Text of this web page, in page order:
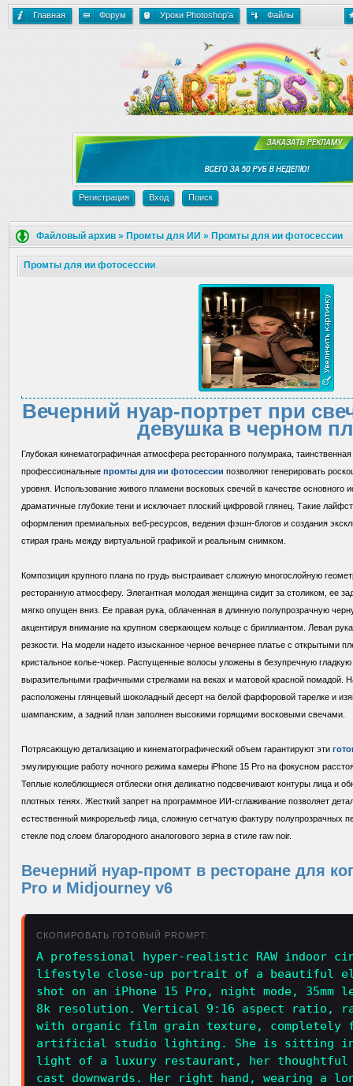
Главная Форум Уроки Photoshop'a Файлы
Регистрация Вход Поиск
Файловый архив » Промты для ИИ » Промты для ии фотосессии
Промты для ии фотосессии
Вечерний нуар-портрет при
девушка в черном
Глубокая кинематографичная атмосфера ресторанного полумрака, таинственная
профессиональные промты для ии фотосессии позволяют генерировать
уровня. Использование живого пламени восковых свечей в качестве основного
драматичные глубокие тени и исключает плоский цифровой глянец. Такие
оформления премиальных веб-ресурсов, ведения фэшн-блогов и создания
стирая грань между виртуальной графикой и реальным снимком.
Композиция крупного плана по грудь выстраивает сложную многослойную
ресторанную атмосферу. Элегантная молодая женщина сидит за столиком, ее
мягко опущен вниз. Ее правая рука, облаченная в длинную полупрозрачную
акцентируя внимание на крупном сверкающем кольце с бриллиантом. Левая
резкости. На модели надето изысканное черное вечернее платье с открытыми
кристальное колье-чокер. Распущенные волосы уложены в безупречную
выразительными графичными стрелками на веках и матовой красной помадой.
расположены глянцевый шоколадный десерт на белой фарфоровой тарелке и
шампанским, а задний план заполнен высокими горящими восковыми свечами.
Потрясающую детализацию и кинематографический объем гарантируют эти
эмулирующие работу ночного режима камеры iPhone 15 Pro на фокусном
Теплые колеблющиеся отблески огня деликатно подсвечивают контуры лица и
плотных тенях. Жесткий запрет на программное ИИ-сглаживание позволяет
естественный микрорельеф лица, сложную сетчатую фактуру полупрозрачных
стекле под слоем благородного аналогового зерна в стиле raw noir.
Вечерний нуар-промт в ресторане для
Pro и Midjourney v6
СКОПИРОВАТЬ ГОТОВЫЙ PROMPT:
A professional hyper-realistic RAW indoor
lifestyle close-up portrait of a beautiful
shot on an iPhone 15 Pro, night mode,
8k resolution. Vertical 9:16 aspect ratio,
with organic film grain texture, completely
artificial studio lighting. She is sitting in
light of a luxury restaurant, her thoughtful
cast downwards. Her right hand, wearing a